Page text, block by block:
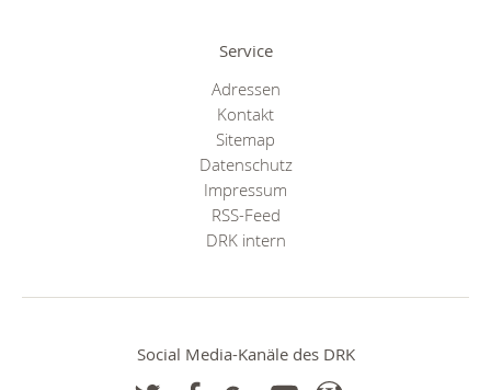
Service
Adressen
Kontakt
Sitemap
Datenschutz
Impressum
RSS-Feed
DRK intern
Social Media-Kanäle des DRK